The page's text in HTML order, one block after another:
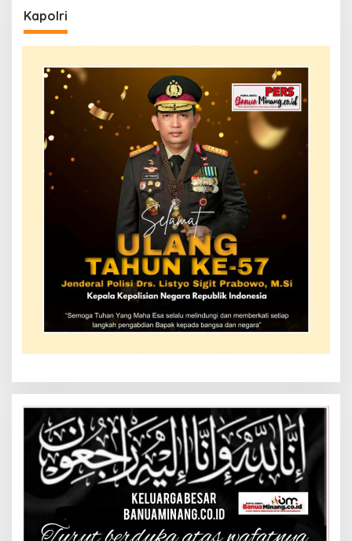
Kapolri